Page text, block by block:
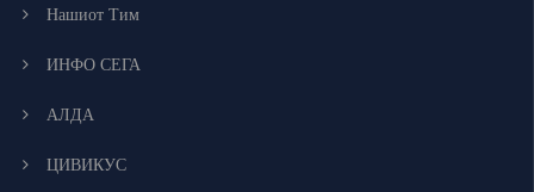
Нашиот Тим
ИНФО СЕГА
АЛДА
ЦИВИКУС